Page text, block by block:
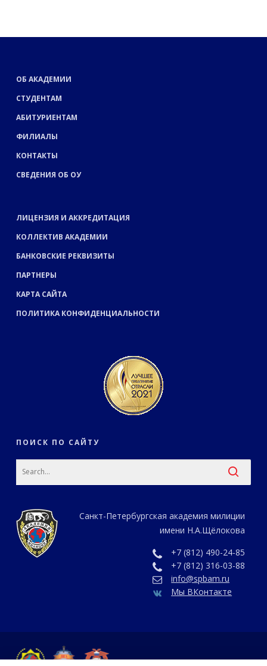
ОБ АКАДЕМИИ
СТУДЕНТАМ
АБИТУРИЕНТАМ
ФИЛИАЛЫ
КОНТАКТЫ
СВЕДЕНИЯ ОБ ОУ
ЛИЦЕНЗИЯ И АККРЕДИТАЦИЯ
КОЛЛЕКТИВ АКАДЕМИИ
БАНКОВСКИЕ РЕКВИЗИТЫ
ПАРТНЕРЫ
КАРТА САЙТА
ПОЛИТИКА КОНФИДЕНЦИАЛЬНОСТИ
ПОИСК ПО САЙТУ
Санкт-Петербургская академия милиции
имени Н.А.Щёлокова
+7 (812) 490-24-85
+7 (812) 316-03-88
info@spbam.ru
Мы ВКонтакте